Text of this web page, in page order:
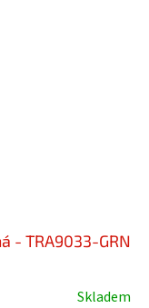
- TRA9033-GRN
Skladem